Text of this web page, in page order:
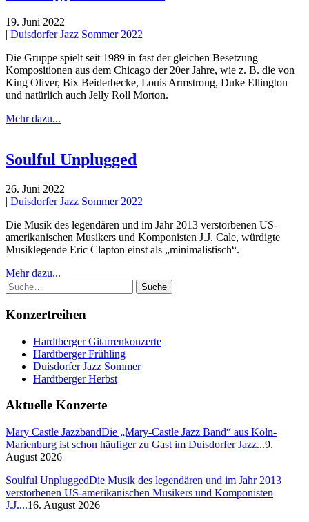
19. Juni 2022
| Duisdorfer Jazz Sommer 2022
Die Gruppe spielt seit 1989 in fast der gleichen Besetzung
Kompositionen aus dem Chicago der 20er Jahre, wie z. B. die von
King Oliver, Bix Beiderbecke, Louis Armstrong, Duke Ellington
und natürlich auch Jelly Roll Morton.
Mehr dazu...
Soulful Unplugged
26. Juni 2022
| Duisdorfer Jazz Sommer 2022
Die Musik des legendären und im Jahr 2013 verstorbenen US-
amerikanischen Musikers und Komponisten J.J. Cale, würdigte
Musiklegende Eric Clapton einst als „minimalistisch“.
Mehr dazu...
Suche
Konzertreihen
Hardtberger Gitarrenkonzerte
Hardtberger Frühling
Duisdorfer Jazz Sommer
Hardtberger Herbst
Aktuelle Konzerte
Mary Castle JazzbandDie „Mary-Castle Jazz Band“ aus Köln-
Marienburg ist schon häufiger zu Gast im Duisdorfer Jazz...9.
August 2026
Soulful UnpluggedDie Musik des legendären und im Jahr 2013
verstorbenen US-amerikanischen Musikers und Komponisten
J.J....16. August 2026